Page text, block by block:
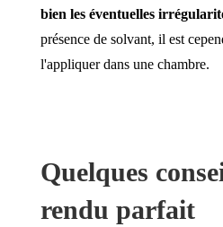
bien les éventuelles
présence de solvant, il est
l'appliquer dans une chambre.
Quelques
rendu parfait